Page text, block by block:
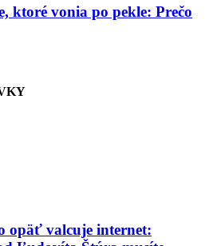
ktoré vonia po pekle: Prečo
opäť valcuje internet: